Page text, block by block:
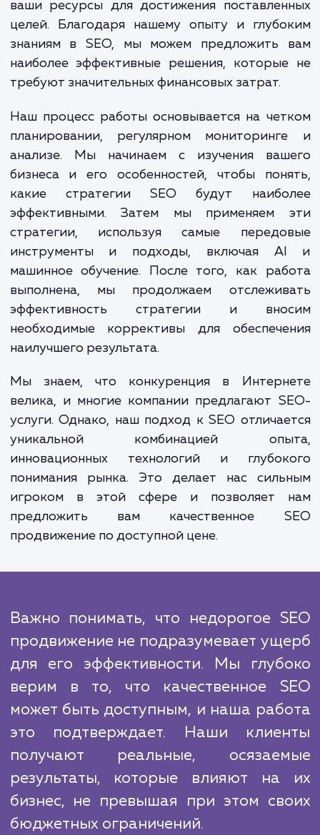
контента и многое другое. Все эти
выполняются с тщательной оценкой
потребностей и бюджета, чтобы
вам наилучший возможный результат.
Среди преимуществ нашей услуги -
адаптивность под ваш бюджет. Каждый
имеет свои уникальные особенности,
знаем, как наилучшим образом
ваши ресурсы для достижения
целей. Благодаря нашему опыту и
знаниям в SEO, мы можем предложить
наиболее эффективные решения,
Наш процесс работы основывается на
планировании, регулярном
бизнеса и его особенностей, чтобы
какие стратегии SEO будут
эффективными. Затем мы применяем
стратегии, используя самые
инструменты и подходы, включая
машинное обучение. После того, как
выполнена, мы продолжаем
эффективность стратегии и
Мы знаем, что конкуренция в
велика, и многие компании предлагают
услуги. Однако, наш подход к SEO
уникальной комбинацией
инновационных технологий и
понимания рынка. Это делает нас
игроком в этой сфере и позволяет
предложить вам качественное
продвижение по доступной цене.